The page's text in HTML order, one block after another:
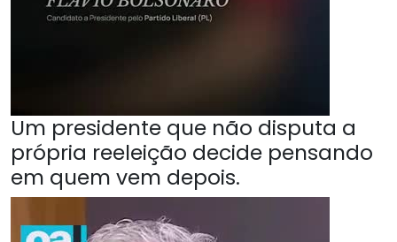
Um presidente que não disputa a
própria reeleição decide pensando
em quem vem depois.